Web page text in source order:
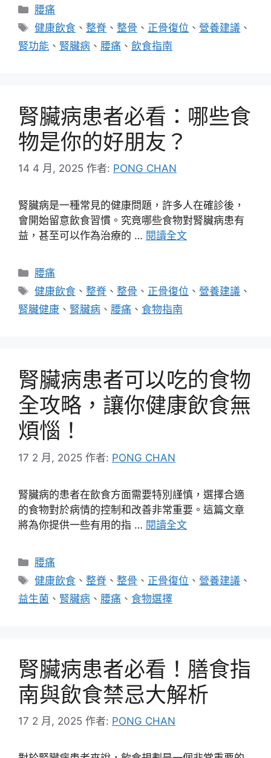
分
類
腰痛
標
籤
健康飲食 、整脊 、整骨 、 正骨復位 、 營養建議 、
腎功能 、 腎臟病 、 腰痛 、 飲食指南
腎臟病患者必看：哪些食
物是你的好朋友？
14 4 月, 2025 作者: PONG CHAN
腎臟病是一種常見的健康問題，許多人在確診後，
會開始留意飲食習慣。究竟哪些食物對腎臟病患有
益，甚至可以作為治療的 … 閱讀全文
分
類
腰痛
標
籤
健康飲食 、整脊 、整骨 、 正骨復位 、 營養建議 、
腎臟健康 、 腎臟病 、 腰痛 、 食物指南
腎臟病患者可以吃的食物
全攻略，讓你健康飲食無
煩惱！
17 2 月, 2025 作者: PONG CHAN
腎臟病的患者在飲食方面需要特別謹慎，選擇合適
的食物對於病情的控制和改善非常重要。這篇文章
將為你提供一些有用的指 … 閱讀全文
分
類
腰痛
標
籤
健康飲食 、整脊 、整骨 、 正骨復位 、 營養建議 、
益生菌 、 腎臟病 、 腰痛 、 食物選擇
腎臟病患者必看！膳食指
南與飲食禁忌大解析
17 2 月, 2025 作者: PONG CHAN